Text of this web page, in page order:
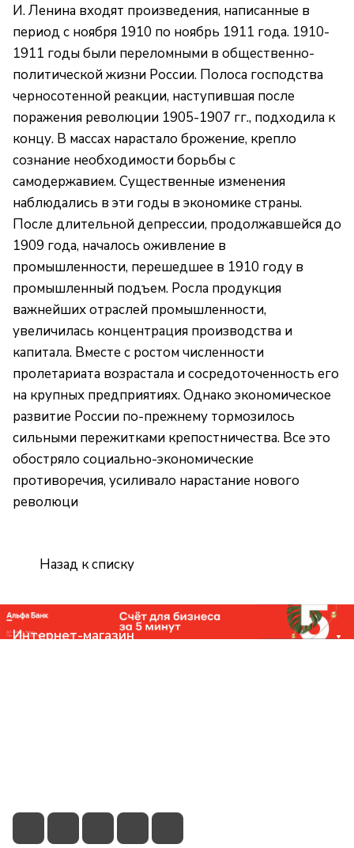
И. Ленина входят произведения, написанные в
период с ноября 1910 по ноябрь 1911 года. 1910-
1911 годы были переломными в общественно-
политической жизни России. Полоса господства
черносотенной реакции, наступившая после
поражения революции 1905-1907 гг., подходила к
концу. В массах нарастало брожение, крепло
сознание необходимости борьбы с
самодержавием. Существенные изменения
наблюдались в эти годы в экономике страны.
После длительной депрессии, продолжавшейся до
1909 года, началось оживление в
промышленности, перешедшее в 1910 году в
промышленный подъем. Росла продукция
важнейших отраслей промышленности,
увеличилась концентрация производства и
капитала. Вместе с ростом численности
пролетариата возрастала и сосредоточенность его
на крупных предприятиях. Однако экономическое
развитие России по-прежнему тормозилось
сильными пережитками крепостничества. Все это
обостряло социально-экономические
противоречия, усиливало нарастание нового
революци
Назад к списку
Интернет-магазин